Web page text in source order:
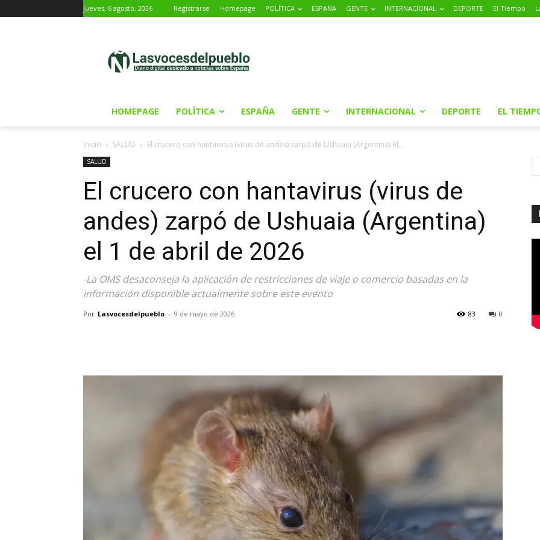
jueves, 6 agosto, 2026 Registrarse Homepage POLÍTICA ESPAÑA GENTE INTERNACIONAL DEPORTE El Tiempo
HOMEPAGE POLÍTICA ESPAÑA GENTE INTERNACIONAL DEPORTE EL
Inicio SALUD El crucero con hantavirus (virus de andes) zarpó de Ushuaia (Argentina) el...
SALUD
El crucero con hantavirus (virus de
andes) zarpó de Ushuaia (Argentina)
el 1 de abril de 2026
-La OMS desaconseja la aplicación de restricciones de viaje o comercio basadas en la
información disponible actualmente sobre este evento
Por Lasvocesdelpueblo - 9 de mayo de 2026 0
83